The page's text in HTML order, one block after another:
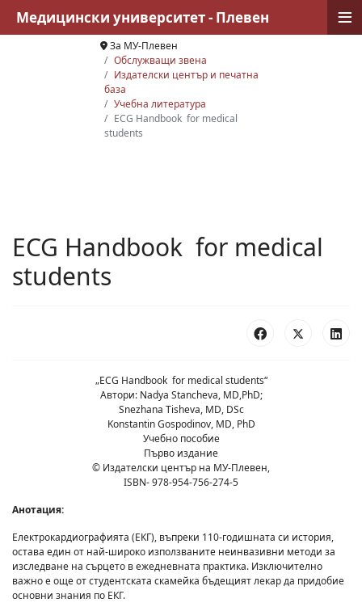
За МУ-Плевен
Обслужващи звена
Издателски център и печатна
база
Учебна литература
ECG Handbook for medical
students
ECG Handbook for medical
students
„ECG Handbook for medical students“
Автори: Nadya Stancheva, MD,PhD;
Snezhana Tisheva, MD, DSc
Konstantin Gospodinov, MD, PhD
Учебно пособие
Първо издание
© Издателски център на МУ-Плевен,
ISBN- 978-954-756-274-5
Анотация:
Електрокардиографията (ЕКГ), въпреки 110-годишната си история,
остава един от най-широко използваните неинвазивни методи за
изследване на сърцето в ежедневната практика. Изключително
важно е още от студентската скамейка бъдещият лекар да придобие
основни знания по ЕКГ.
Медицински университет - Плевен ≡